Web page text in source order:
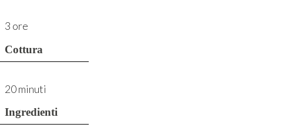
3 ore
Cottura
20 minuti
Ingredienti